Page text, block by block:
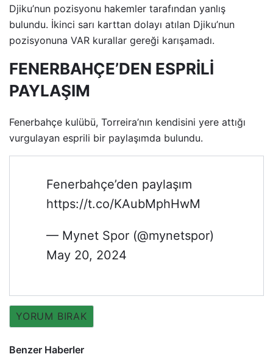
Djiku’nun pozisyonu hakemler tarafından yanlış
bulundu. İkinci sarı karttan dolayı atılan Djiku’nun
pozisyonuna VAR kurallar gereği karışamadı.
FENERBAHÇE’DEN ESPRİLİ
PAYLAŞIM
Fenerbahçe kulübü, Torreira’nın kendisini yere attığı
vurgulayan esprili bir paylaşımda bulundu.
Fenerbahçe’den paylaşım
https://t.co/KAubMphHwM
— Mynet Spor (@mynetspor)
May 20, 2024
YORUM BIRAK
Benzer Haberler